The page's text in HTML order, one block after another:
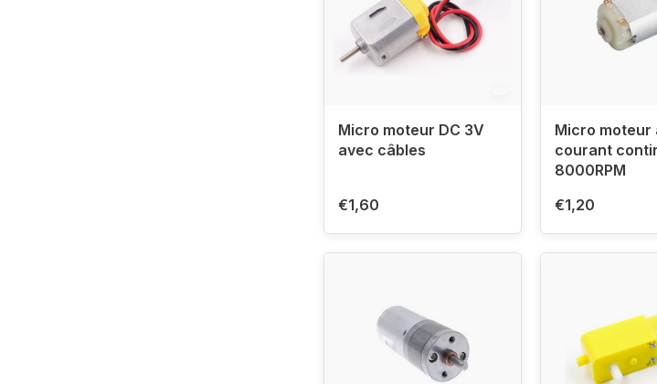
Micro moteur DC 3V
avec câbles
€1,60
Micro moteur
courant
8000RPM
€1,20